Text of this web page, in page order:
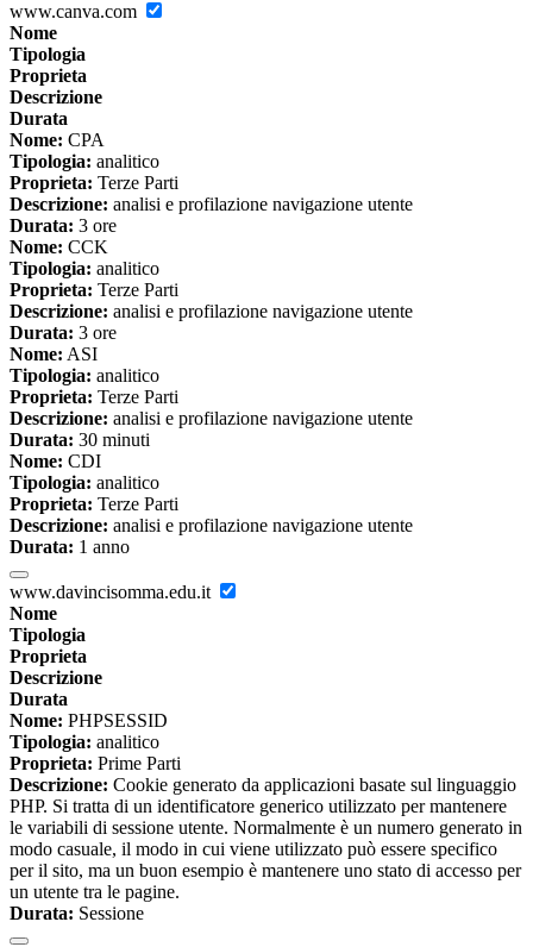
www.canva.com
Nome
Tipologia
Proprieta
Descrizione
Durata
Nome: CPA
Tipologia: analitico
Proprieta: Terze Parti
Descrizione: analisi e profilazione navigazione utente
Durata: 3 ore
Nome: CCK
Tipologia: analitico
Proprieta: Terze Parti
Descrizione: analisi e profilazione navigazione utente
Durata: 3 ore
Nome: ASI
Tipologia: analitico
Proprieta: Terze Parti
Descrizione: analisi e profilazione navigazione utente
Durata: 30 minuti
Nome: CDI
Tipologia: analitico
Proprieta: Terze Parti
Descrizione: analisi e profilazione navigazione utente
Durata: 1 anno
www.davincisomma.edu.it
Nome
Tipologia
Proprieta
Descrizione
Durata
Nome: PHPSESSID
Tipologia: analitico
Proprieta: Prime Parti
Descrizione: Cookie generato da applicazioni basate sul linguaggio
PHP. Si tratta di un identificatore generico utilizzato per mantenere
le variabili di sessione utente. Normalmente è un numero generato in
modo casuale, il modo in cui viene utilizzato può essere specifico
per il sito, ma un buon esempio è mantenere uno stato di accesso per
un utente tra le pagine.
Durata: Sessione